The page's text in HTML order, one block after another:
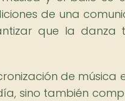
de una
que la danza
de
sino también